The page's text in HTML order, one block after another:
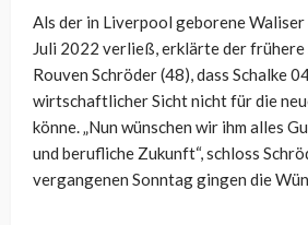
Als der in Liverpool geborene Waliser
Juli 2022 verließ, erklärte der
Rouven Schröder (48), dass Schalke
wirtschaftlicher Sicht nicht für die
könne. „Nun wünschen wir ihm alles
und berufliche Zukunft“, schloss
vergangenen Sonntag gingen die